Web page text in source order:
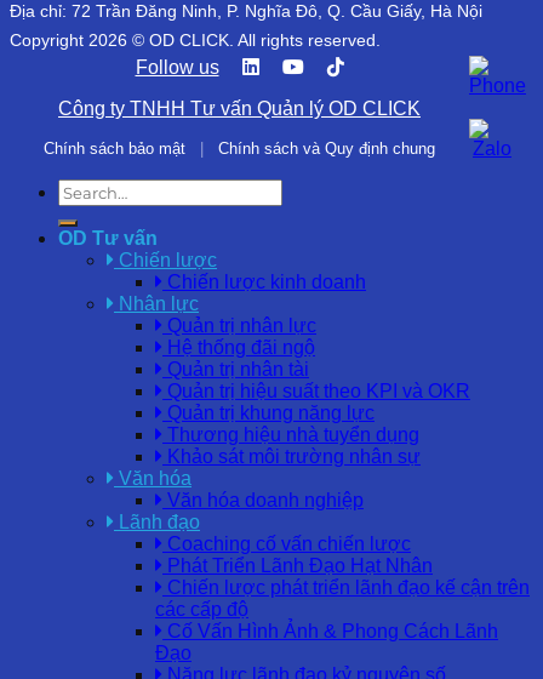
Địa chỉ: 72 Trần Đăng Ninh, P. Nghĩa Đô, Q. Cầu Giấy, Hà Nội
Copyright 2026 © OD CLICK. All rights reserved.
Follow us
Công ty TNHH Tư vấn Quản lý OD CLICK
Chính sách bảo mật Chính sách và Quy định chung
OD Tư vấn
Chiến lược
Chiến lược kinh doanh
Nhân lực
Quản trị nhân lực
Hệ thống đãi ngộ
Quản trị nhân tài
Quản trị hiệu suất theo KPI và OKR
Quản trị khung năng lực
Thương hiệu nhà tuyển dụng
Khảo sát môi trường nhân sự
Văn hóa
Văn hóa doanh nghiệp
Lãnh đạo
Coaching cố vấn chiến lược
Phát Triển Lãnh Đạo Hạt Nhân
Chiến lược phát triển lãnh đạo kế cận trên
các cấp độ
Cố Vấn Hình Ảnh & Phong Cách Lãnh
Đạo
Năng lực lãnh đạo kỷ nguyên số